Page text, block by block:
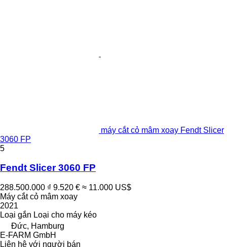
máy cắt cỏ mâm xoay Fendt Slicer
3060 FP
5
Fendt Slicer 3060 FP
288.500.000 ₫ 9.520 € ≈ 11.000 US$
Máy cắt cỏ mâm xoay
2021
Loại gắn Loại cho máy kéo
Đức, Hamburg
E-FARM GmbH
Liên hệ với người bán